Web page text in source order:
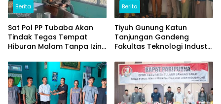
Berita
Sat Pol PP Tubaba Akan
Tindak Tegas Tempat
Hiburan Malam Tanpa Izin
Berita
Tiyuh Gunung Katun
Tanjungan Gandeng
Fakultas Teknologi Industri
Potensi Ikan Lomou
Menjadi Prodak Unggulan